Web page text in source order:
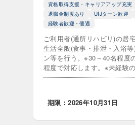
資格取得支援・キャリアアップ充実
退職金制度あり
UIJターン歓迎
経験者歓迎・優遇
ご利用者(通所リハビリ)の居
生活全般(食事・排泄・入浴
ン等を行う。※30～40名程度
程度で対応します。※未経験
期限：2026年10月31日